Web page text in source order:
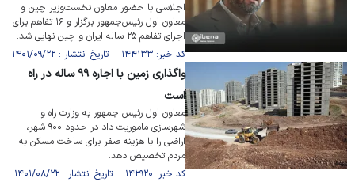
اجلاسی با حضور معاون نخست‌وزیر چین و
معاون اول رئیس‌جمهور برگزار و ۱۶ تفاهم برای
اجرای تفاهم ۲۵ ساله ایران و چین نهایی شد.
کد خبر: ۱۴۴۱۳۳ تاریخ انتشار : ۱۴۰۱/۰۹/۲۲
واگذاری زمین با اجاره ۹۹ ساله در راه
است
معاون اول رئیس جمهور به وزارت راه و
شهرسازی ماموریت داد در حدود ۹۰۰ شهر،
اراضی را با هزینه صفر برای ساخت مسکن به
مردم تخصیص دهد.
کد خبر: ۱۴۲۹۲۰ تاریخ انتشار : ۱۴۰۱/۰۸/۲۲